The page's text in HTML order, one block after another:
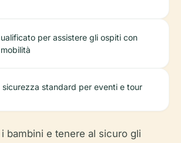
per assistere gli ospiti con
sicurezza standard per eventi e tour
bambini e tenere al sicuro gli